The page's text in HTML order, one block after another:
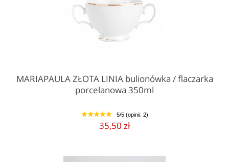
MARIAPAULA ZŁOTA LINIA bulionówka / flaczarka
porcelanowa 350ml
1 2 3 4 5 5/5 (opinii: 2)
35,50 zł